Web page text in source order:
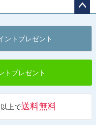
へ
ントプレゼント
トプレゼント
上で送料無料